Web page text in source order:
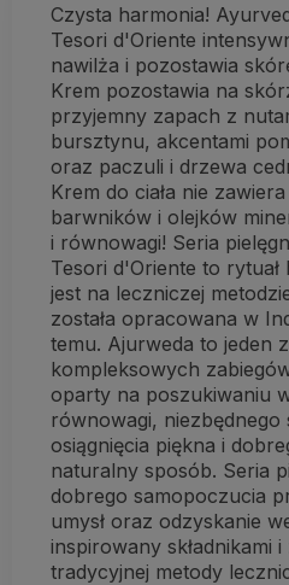
Czysta harmonia!
Tesori d'Oriente
nawilża i pozostawia
Krem pozostawia na
przyjemny zapach z
bursztynu, akcentami
oraz paczuli i drzewa
Krem do ciała nie
barwników i olejków
i równowagi! Seria
Tesori d'Oriente to
jest na leczniczej
została opracowana w
temu. Ajurweda to jeden
kompleksowych
oparty na poszukiwaniu
równowagi, niezbędnego
osiągnięcia piękna i
naturalny sposób. Seria
dobrego samopoczucia
umysł oraz odzyskanie
inspirowany składnikami
tradycyjnej metody